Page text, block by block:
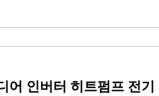
어 인버터 히트펌프 전